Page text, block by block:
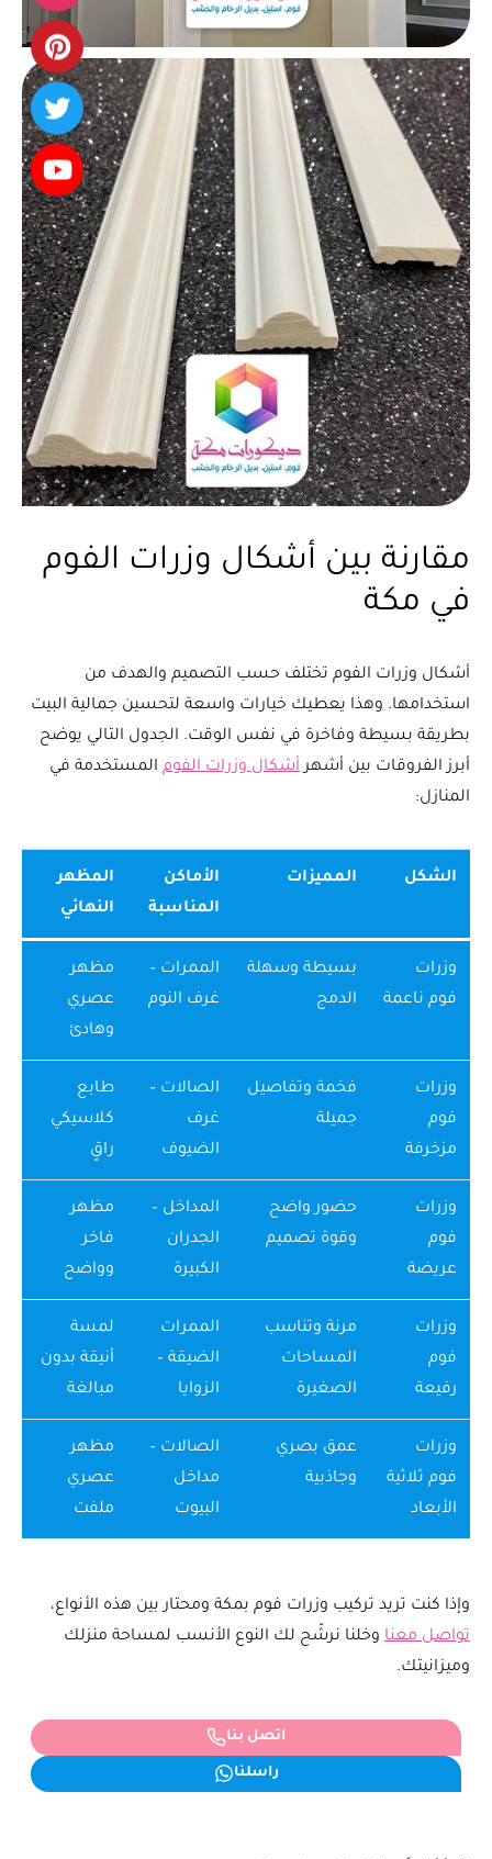
مقارنة بين أشكال وزرات الفوم
في مكة
أشكال وزرات الفوم تختلف حسب التصميم والهدف من
استخدامها. وهذا يعطيك خيارات واسعة لتحسين جمالية البيت
بطريقة بسيطة وفاخرة في نفس الوقت. الجدول التالي يوضح
أبرز الفروقات بين أشهرأشكال وزرات الفوم المستخدمة في
المنازل:
الشكل المميزات
الأماكن
المناسبة
المظهر
النهائي
وزرات
فوم ناعمة
بسيطة وسهلة
الدمج
الممرات –
غرف النوم
مظهر
عصري
وهادئ
وزرات
فوم
مزخرفة
فخمة وتفاصيل
جميلة
الصالات –
غرف
الضيوف
طابع
كلاسيكي
راقٍ
وزرات
فوم
عريضة
حضور واضح
وقوة تصميم
المداخل –
الجدران
الكبيرة
مظهر
فاخر
وواضح
وزرات
فوم
رفيعة
مرنة وتناسب
المساحات
الصغيرة
الممرات
الضيقة –
الزوايا
لمسة
أنيقة بدون
مبالغة
وزرات
فوم ثلاثية
الأبعاد
عمق بصري
وجاذبية
الصالات –
مداخل
البيوت
مظهر
عصري
ملفت
وإذا كنت تريد تركيب وزرات فوم بمكة ومحتار بين هذه الأنواع،
تواصل معنا وخلنا نرشّح لك النوع الأنسب لمساحة منزلك
وميزانيتك.
اتصل بنا
راسلنا